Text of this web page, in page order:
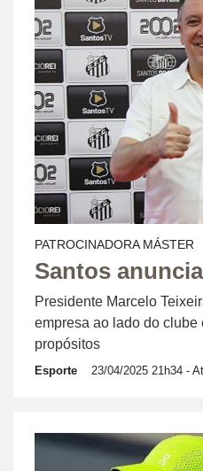
PATROCINADORA MÁSTER
Santos
Presidente Marcelo
empresa ao lado do
propósitos
Esporte 23/04/2025 21h34 -